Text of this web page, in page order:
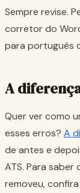
Sempre revise.
corretor do
para português
A
Quer ver como
esses erros? A
de antes e
ATS. Para
removeu, confira